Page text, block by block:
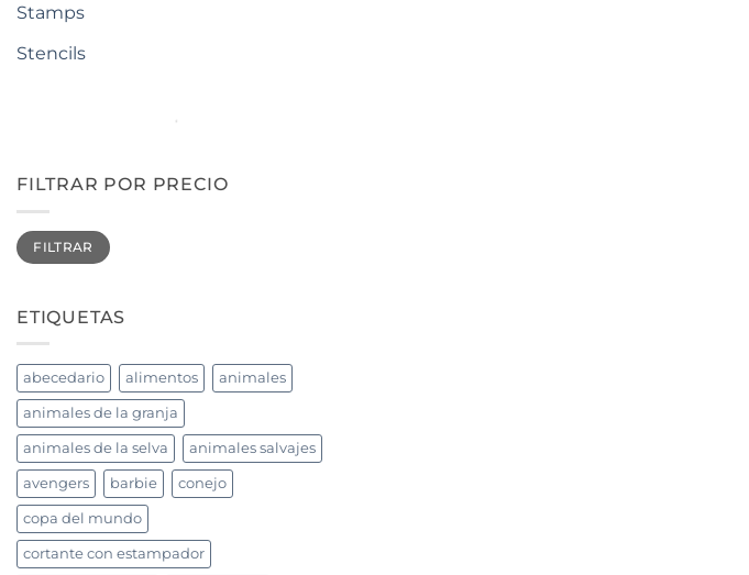
Stamps
Stencils
FILTRAR POR PRECIO
Precio
mínimo
Precio
máximo
FILTRAR
ETIQUETAS
abecedario alimentos animales
animales de la granja
animales de la selva animales salvajes
avengers barbie conejo
copa del mundo
cortante con estampador